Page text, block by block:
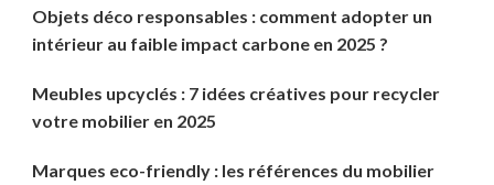
Objets déco responsables : comment adopter un
intérieur au faible impact carbone en 2025 ?
Meubles upcyclés : 7 idées créatives pour recycler
votre mobilier en 2025
Marques eco-friendly : les références du mobilier